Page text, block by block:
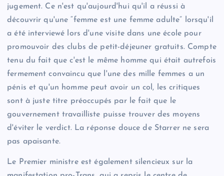
jugement. Ce n'est qu'aujourd'hui qu'il a réussi à
découvrir qu'une “femme est une femme adulte” lorsqu'il
a été interviewé lors d'une visite dans une école pour
promouvoir des clubs de petit-déjeuner gratuits. Compte
tenu du fait que c'est le même homme qui était autrefois
fermement convaincu que l'une des mille femmes a un
pénis et qu'un homme peut avoir un col, les critiques
sont à juste titre préoccupés par le fait que le
gouvernement travailliste puisse trouver des moyens
d'éviter le verdict. La réponse douce de Starrer ne sera
pas apaisante.
Le Premier ministre est également silencieux sur la